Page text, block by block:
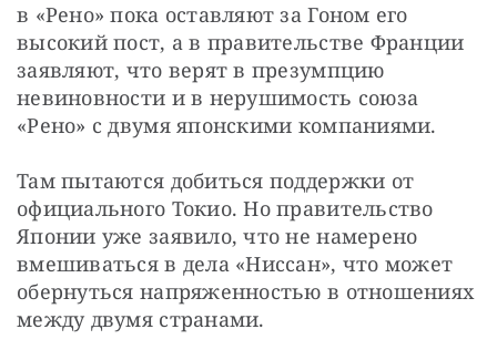
в «Рено» пока оставляют за Гоном его
высокий пост, а в правительстве Франции
заявляют, что верят в презумпцию
невиновности и в нерушимость союза
«Рено» с двумя японскими компаниями.
Там пытаются добиться поддержки от
официального Токио. Но правительство
Японии уже заявило, что не намерено
вмешиваться в дела «Ниссан», что может
обернуться напряженностью в отношениях
между двумя странами.